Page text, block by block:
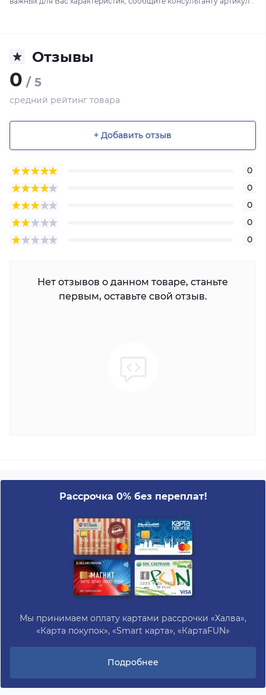
Отзывы
0 / 5
средний рейтинг товара
+ Добавить отзыв
0
0
0
0
0
Нет отзывов о данном товаре, станьте
первым, оставьте свой отзыв.
Рассрочка 0% без переплат!
Мы принимаем оплату картами рассрочки «Халва»,
«Карта покупок», «Smart карта», «КартаFUN»
Подробнее